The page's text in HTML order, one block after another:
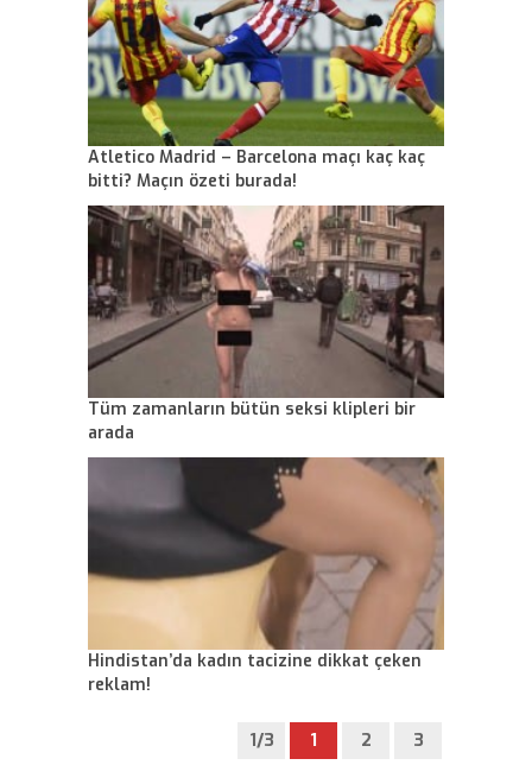
Atletico Madrid – Barcelona maçı kaç kaç
bitti? Maçın özeti burada!
Tüm zamanların bütün seksi klipleri bir
arada
Hindistan’da kadın tacizine dikkat çeken
reklam!
1/3 1 2 3